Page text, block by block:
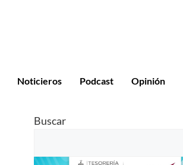
Noticieros Podcast Opinión
Buscar